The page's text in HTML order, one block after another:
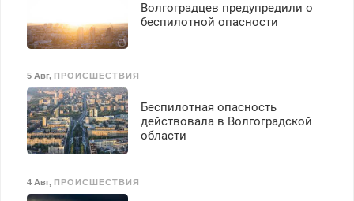
Волгоградцев предупредили о
беспилотной опасности
5 Авг, ПРОИСШЕСТВИЯ
Беспилотная опасность
действовала в Волгоградской
области
4 Авг, ПРОИСШЕСТВИЯ